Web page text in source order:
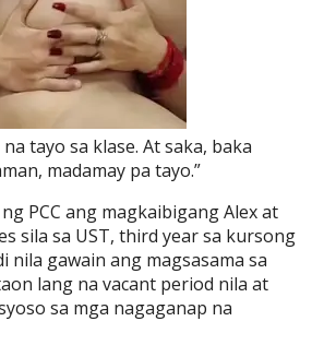
tayo sa klase. At saka, baka
madamay pa tayo.”
PCC ang magkaibigang Alex at
sila sa UST, third year sa kursong
nila gawain ang magsasama sa
lang na vacant period nila at
sa mga nagaganap na